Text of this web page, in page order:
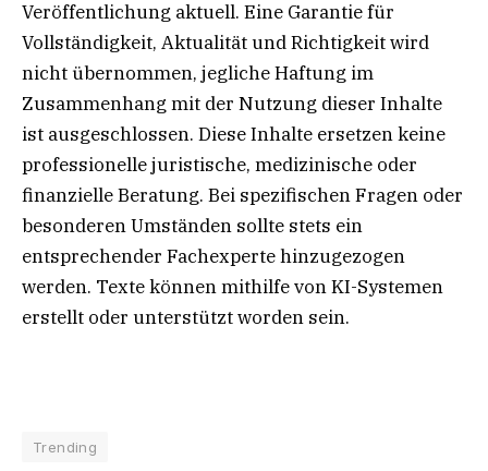
Veröffentlichung aktuell. Eine Garantie für
Vollständigkeit, Aktualität und Richtigkeit wird
nicht übernommen, jegliche Haftung im
Zusammenhang mit der Nutzung dieser Inhalte
ist ausgeschlossen. Diese Inhalte ersetzen keine
professionelle juristische, medizinische oder
finanzielle Beratung. Bei spezifischen Fragen oder
besonderen Umständen sollte stets ein
entsprechender Fachexperte hinzugezogen
werden. Texte können mithilfe von KI-Systemen
erstellt oder unterstützt worden sein.
Trending